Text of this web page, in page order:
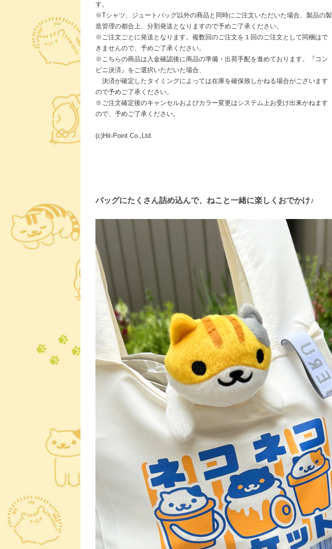
す。
※Tシャツ、ジュートバッグ以外の商品と同時にご注文いただいた場合、製品の製
造管理の都合上、分割発送となりますので予めご了承ください。
※ご注文ごとに発送となります。複数回のご注文を１回のご注文として同梱はで
きませんので、予めご了承ください。
※こちらの商品は入金確認後に商品の準備・出荷手配を進めております。『コン
ビニ決済』をご選択いただいた場合、
決済が確定したタイミングによっては在庫を確保致しかねる場合がございます
ので予めご了承ください。
※ご注文確定後のキャンセルおよびカラー変更はシステム上お受け出来かねます
ので、予めご了承ください。
(c)Hit-Point Co.,Ltd.
バッグにたくさん詰め込んで、ねこと一緒に楽しくおでかけ♪